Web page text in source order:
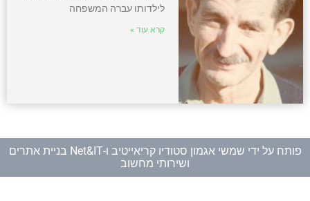
לילדותו עברה המשפחה
קרא עוד »
פותח על ידי שמשי אגמון סטודיו קריאייטיב ו-
Net&IT בניית אתרים
ושירותי מחשוב